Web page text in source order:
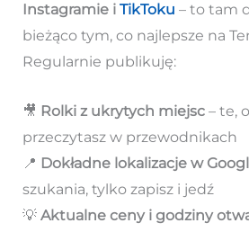
Instagramie i TikToku – to tam
bieżąco tym, co najlepsze na
Regularnie publikuję:
🎥 Rolki z ukrytych miejsc– te,
przeczytasz w przewodnikach
📍 Dokładne lokalizacje w
szukania, tylko zapisz i jedź
💡 Aktualne ceny i godziny